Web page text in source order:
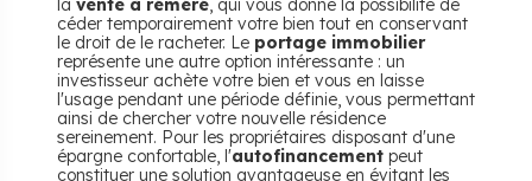
la vente à réméré, qui vous donne la possibilité de
céder temporairement votre bien tout en conservant
le droit de le racheter. Le portage immobilier
représente une autre option intéressante : un
investisseur achète votre bien et vous en laisse
l'usage pendant une période définie, vous permettant
ainsi de chercher votre nouvelle résidence
sereinement. Pour les propriétaires disposant d'une
épargne confortable, l'autofinancement peut
constituer une solution avantageuse en évitant les